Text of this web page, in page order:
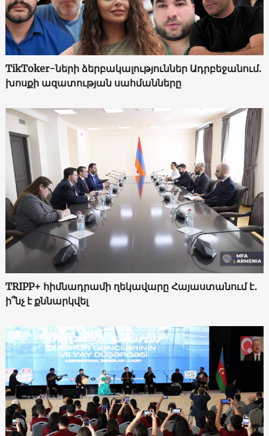
TikToker-ների ձերբակալություններ Ադրբեջանում.
խոսքի ազատության սահմանները
TRIPP+ հիմնադրամի ղեկավարը Հայաստանում է․
ի՞նչ է քննարկվել